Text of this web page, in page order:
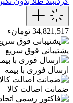
34,821,517 تومانء
پشتیبانی فوق سریع
ارسال فوری با بیمه
ضمانت اصالت کالا